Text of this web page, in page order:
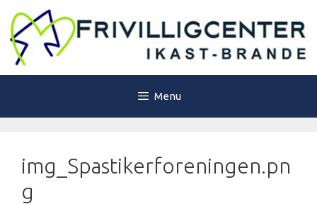
indhold
Menu
img_Spastikerforeningen.pn
g